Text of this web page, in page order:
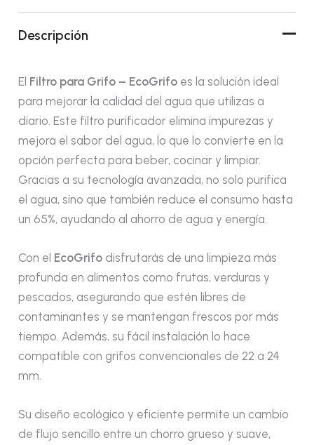
Descripción
El Filtro para Grifo – EcoGrifo es la solución ideal
para mejorar la calidad del agua que utilizas a
diario. Este filtro purificador elimina impurezas y
mejora el sabor del agua, lo que lo convierte en la
opción perfecta para beber, cocinar y limpiar.
Gracias a su tecnología avanzada, no solo purifica
el agua, sino que también reduce el consumo hasta
un 65%, ayudando al ahorro de agua y energía.
Con el EcoGrifo disfrutarás de una limpieza más
profunda en alimentos como frutas, verduras y
pescados, asegurando que estén libres de
contaminantes y se mantengan frescos por más
tiempo. Además, su fácil instalación lo hace
compatible con grifos convencionales de 22 a 24
mm.
Su diseño ecológico y eficiente permite un cambio
de flujo sencillo entre un chorro grueso y suave,